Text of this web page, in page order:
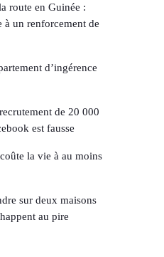
route en Guinée :
un renforcement de
d’ingérence
de 20 000
est fausse
la vie à au moins
sur deux maisons
au pire